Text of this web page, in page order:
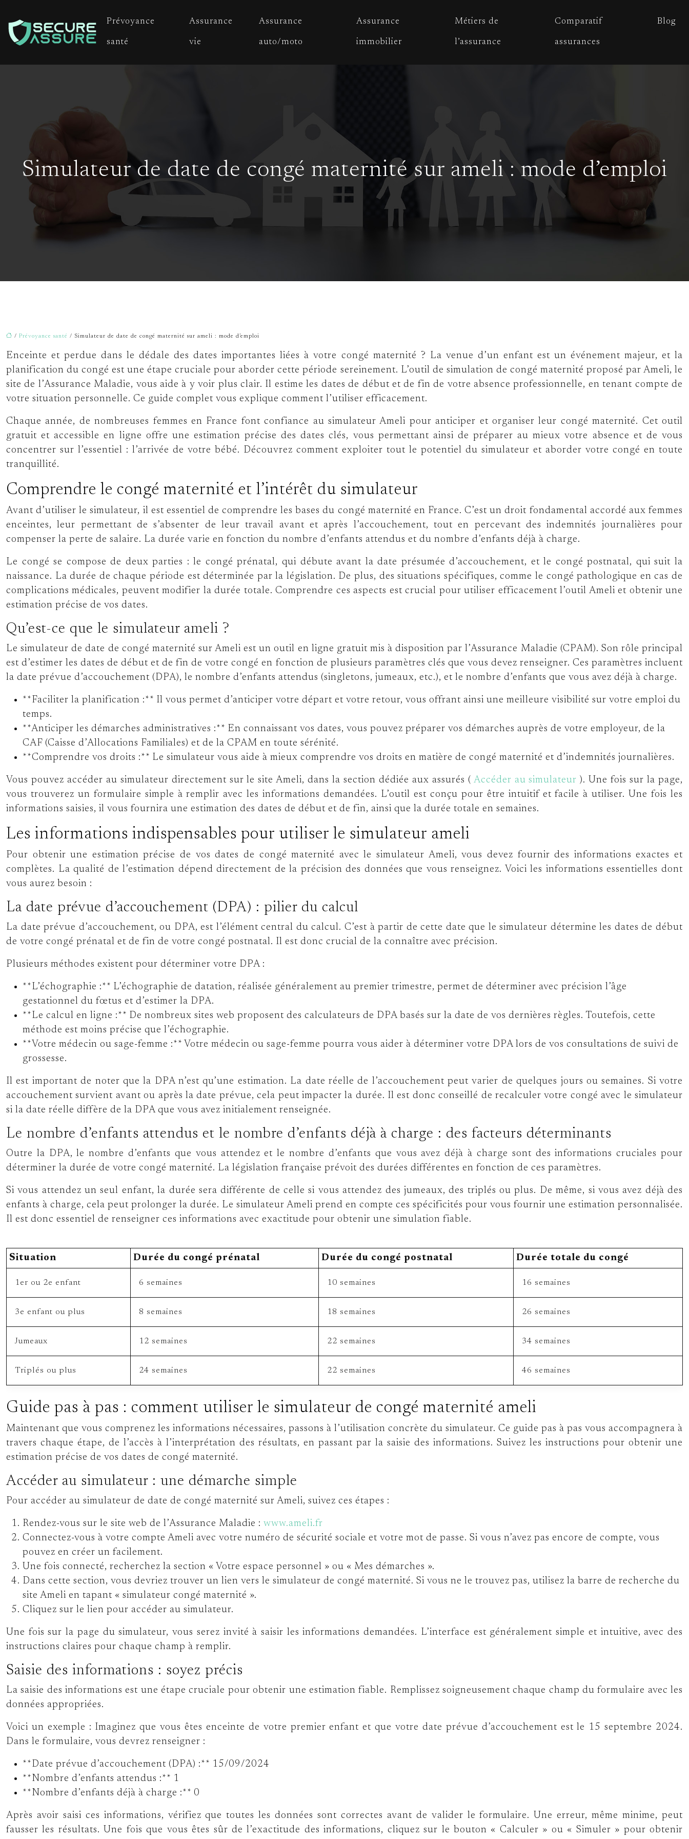
Prévoyance
santé
Assurance
vie
Assurance
auto/moto
Assurance
immobilier
Métiers de
l’assurance
Comparatif
assurances
Blog
Simulateur de date de congé maternité sur ameli : mode d’emploi
/ Prévoyance santé / Simulateur de date de congé maternité sur ameli : mode d’emploi
Enceinte et perdue dans le dédale des dates importantes liées à votre congé maternité ? La venue d’un enfant est un événement majeur, et la
planification du congé est une étape cruciale pour aborder cette période sereinement. L’outil de simulation de congé maternité proposé par Ameli, le
site de l’Assurance Maladie, vous aide à y voir plus clair. Il estime les dates de début et de fin de votre absence professionnelle, en tenant compte de
votre situation personnelle. Ce guide complet vous explique comment l’utiliser efficacement.
Chaque année, de nombreuses femmes en France font confiance au simulateur Ameli pour anticiper et organiser leur congé maternité. Cet outil
gratuit et accessible en ligne offre une estimation précise des dates clés, vous permettant ainsi de préparer au mieux votre absence et de vous
concentrer sur l’essentiel : l’arrivée de votre bébé. Découvrez comment exploiter tout le potentiel du simulateur et aborder votre congé en toute
tranquillité.
Comprendre le congé maternité et l’intérêt du simulateur
Avant d’utiliser le simulateur, il est essentiel de comprendre les bases du congé maternité en France. C’est un droit fondamental accordé aux femmes
enceintes, leur permettant de s’absenter de leur travail avant et après l’accouchement, tout en percevant des indemnités journalières pour
compenser la perte de salaire. La durée varie en fonction du nombre d’enfants attendus et du nombre d’enfants déjà à charge.
Le congé se compose de deux parties : le congé prénatal, qui débute avant la date présumée d’accouchement, et le congé postnatal, qui suit la
naissance. La durée de chaque période est déterminée par la législation. De plus, des situations spécifiques, comme le congé pathologique en cas de
complications médicales, peuvent modifier la durée totale. Comprendre ces aspects est crucial pour utiliser efficacement l’outil Ameli et obtenir une
estimation précise de vos dates.
Qu’est-ce que le simulateur ameli ?
Le simulateur de date de congé maternité sur Ameli est un outil en ligne gratuit mis à disposition par l’Assurance Maladie (CPAM). Son rôle principal
est d’estimer les dates de début et de fin de votre congé en fonction de plusieurs paramètres clés que vous devez renseigner. Ces paramètres incluent
la date prévue d’accouchement (DPA), le nombre d’enfants attendus (singletons, jumeaux, etc.), et le nombre d’enfants que vous avez déjà à charge.
**Faciliter la planification :** Il vous permet d’anticiper votre départ et votre retour, vous offrant ainsi une meilleure visibilité sur votre emploi du
temps.
**Anticiper les démarches administratives :** En connaissant vos dates, vous pouvez préparer vos démarches auprès de votre employeur, de la
CAF (Caisse d’Allocations Familiales) et de la CPAM en toute sérénité.
**Comprendre vos droits :** Le simulateur vous aide à mieux comprendre vos droits en matière de congé maternité et d’indemnités journalières.
Vous pouvez accéder au simulateur directement sur le site Ameli, dans la section dédiée aux assurés ( Accéder au simulateur ). Une fois sur la page,
vous trouverez un formulaire simple à remplir avec les informations demandées. L’outil est conçu pour être intuitif et facile à utiliser. Une fois les
informations saisies, il vous fournira une estimation des dates de début et de fin, ainsi que la durée totale en semaines.
Les informations indispensables pour utiliser le simulateur ameli
Pour obtenir une estimation précise de vos dates de congé maternité avec le simulateur Ameli, vous devez fournir des informations exactes et
complètes. La qualité de l’estimation dépend directement de la précision des données que vous renseignez. Voici les informations essentielles dont
vous aurez besoin :
La date prévue d’accouchement (DPA) : pilier du calcul
La date prévue d’accouchement, ou DPA, est l’élément central du calcul. C’est à partir de cette date que le simulateur détermine les dates de début
de votre congé prénatal et de fin de votre congé postnatal. Il est donc crucial de la connaître avec précision.
Plusieurs méthodes existent pour déterminer votre DPA :
**L’échographie :** L’échographie de datation, réalisée généralement au premier trimestre, permet de déterminer avec précision l’âge
gestationnel du fœtus et d’estimer la DPA.
**Le calcul en ligne :** De nombreux sites web proposent des calculateurs de DPA basés sur la date de vos dernières règles. Toutefois, cette
méthode est moins précise que l’échographie.
**Votre médecin ou sage-femme :** Votre médecin ou sage-femme pourra vous aider à déterminer votre DPA lors de vos consultations de suivi de
grossesse.
Il est important de noter que la DPA n’est qu’une estimation. La date réelle de l’accouchement peut varier de quelques jours ou semaines. Si votre
accouchement survient avant ou après la date prévue, cela peut impacter la durée. Il est donc conseillé de recalculer votre congé avec le simulateur
si la date réelle diffère de la DPA que vous avez initialement renseignée.
Le nombre d’enfants attendus et le nombre d’enfants déjà à charge : des facteurs déterminants
Outre la DPA, le nombre d’enfants que vous attendez et le nombre d’enfants que vous avez déjà à charge sont des informations cruciales pour
déterminer la durée de votre congé maternité. La législation française prévoit des durées différentes en fonction de ces paramètres.
Si vous attendez un seul enfant, la durée sera différente de celle si vous attendez des jumeaux, des triplés ou plus. De même, si vous avez déjà des
enfants à charge, cela peut prolonger la durée. Le simulateur Ameli prend en compte ces spécificités pour vous fournir une estimation personnalisée.
Il est donc essentiel de renseigner ces informations avec exactitude pour obtenir une simulation fiable.
Situation Durée du congé prénatal Durée du congé postnatal Durée totale du congé
1er ou 2e enfant 6 semaines 10 semaines 16 semaines
3e enfant ou plus 8 semaines 18 semaines 26 semaines
Jumeaux 12 semaines 22 semaines 34 semaines
Triplés ou plus 24 semaines 22 semaines 46 semaines
Guide pas à pas : comment utiliser le simulateur de congé maternité ameli
Maintenant que vous comprenez les informations nécessaires, passons à l’utilisation concrète du simulateur. Ce guide pas à pas vous accompagnera à
travers chaque étape, de l’accès à l’interprétation des résultats, en passant par la saisie des informations. Suivez les instructions pour obtenir une
estimation précise de vos dates de congé maternité.
Accéder au simulateur : une démarche simple
Pour accéder au simulateur de date de congé maternité sur Ameli, suivez ces étapes :
Rendez-vous sur le site web de l’Assurance Maladie : www.ameli.fr
Connectez-vous à votre compte Ameli avec votre numéro de sécurité sociale et votre mot de passe. Si vous n’avez pas encore de compte, vous
pouvez en créer un facilement.
Une fois connecté, recherchez la section « Votre espace personnel » ou « Mes démarches ».
Dans cette section, vous devriez trouver un lien vers le simulateur de congé maternité. Si vous ne le trouvez pas, utilisez la barre de recherche du
site Ameli en tapant « simulateur congé maternité ».
Cliquez sur le lien pour accéder au simulateur.
Une fois sur la page du simulateur, vous serez invité à saisir les informations demandées. L’interface est généralement simple et intuitive, avec des
instructions claires pour chaque champ à remplir.
Saisie des informations : soyez précis
La saisie des informations est une étape cruciale pour obtenir une estimation fiable. Remplissez soigneusement chaque champ du formulaire avec les
données appropriées.
Voici un exemple : Imaginez que vous êtes enceinte de votre premier enfant et que votre date prévue d’accouchement est le 15 septembre 2024.
Dans le formulaire, vous devrez renseigner :
**Date prévue d’accouchement (DPA) :** 15/09/2024
**Nombre d’enfants attendus :** 1
**Nombre d’enfants déjà à charge :** 0
Après avoir saisi ces informations, vérifiez que toutes les données sont correctes avant de valider le formulaire. Une erreur, même minime, peut
fausser les résultats. Une fois que vous êtes sûr de l’exactitude des informations, cliquez sur le bouton « Calculer » ou « Simuler » pour obtenir